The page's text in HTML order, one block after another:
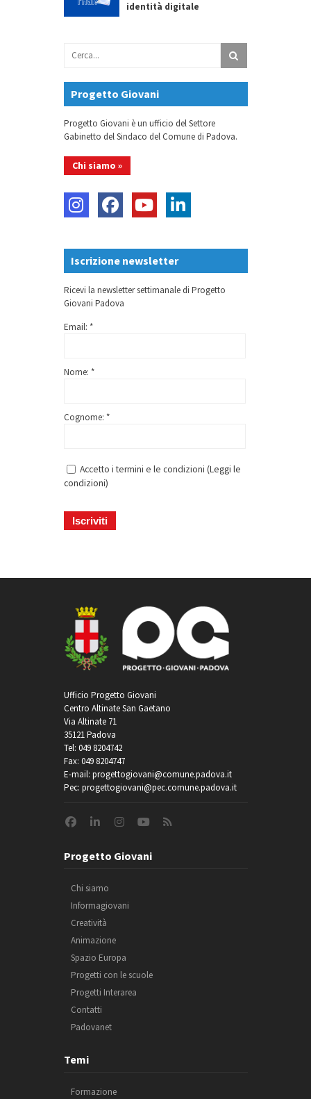
identità digitale
Progetto Giovani
Progetto Giovani è un ufficio del Settore
Gabinetto del Sindaco del Comune di Padova.
Chi siamo »
Iscrizione newsletter
Ricevi la newsletter settimanale di Progetto
Giovani Padova
Email: *
Nome: *
Cognome: *
Accetto i termini e le condizioni (Leggi le
condizioni)
Ufficio Progetto Giovani
Centro Altinate San Gaetano
Via Altinate 71
35121 Padova
Tel: 049 8204742
Fax: 049 8204747
E-mail: progettogiovani@comune.padova.it
Pec: progettogiovani@pec.comune.padova.it
Progetto Giovani
Chi siamo
Informagiovani
Creatività
Animazione
Spazio Europa
Progetti con le scuole
Progetti Interarea
Contatti
Padovanet
Temi
Formazione